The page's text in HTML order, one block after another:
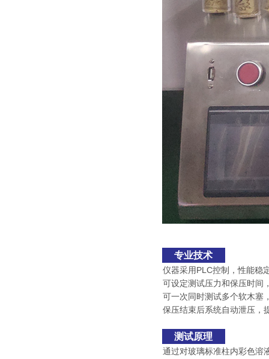
专业技术
仪器采用PLC控制，性能稳
可设定测试压力和保压时间
可一次同时测试多个软木塞
保压结束后系统自动泄压，
测试原理
通过对玻璃标准柱内彩色溶